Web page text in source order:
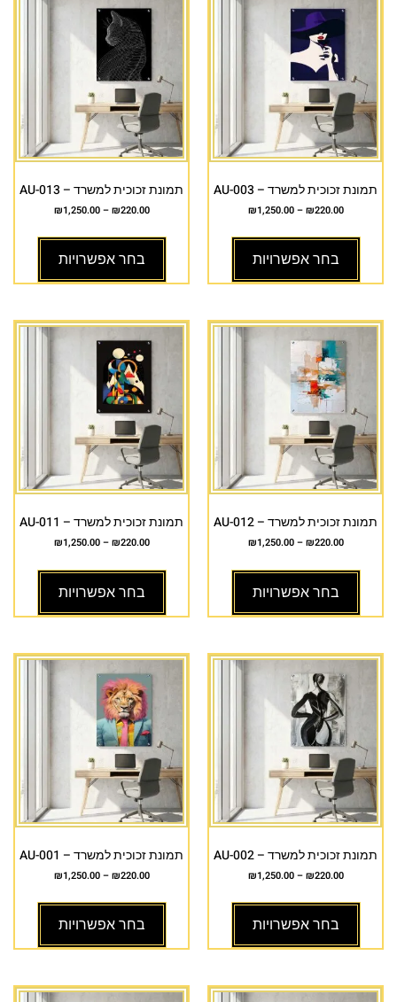
תמונת זכוכית למשרד – AU-003
₪220.00
–
₪1,250.00
בחר אפשרויות
תמונת זכוכית למשרד – AU-013
₪220.00
–
₪1,250.00
בחר אפשרויות
תמונת זכוכית למשרד – AU-012
₪220.00
–
₪1,250.00
בחר אפשרויות
תמונת זכוכית למשרד – AU-011
₪220.00
–
₪1,250.00
בחר אפשרויות
תמונת זכוכית למשרד – AU-002
₪220.00
–
₪1,250.00
בחר אפשרויות
תמונת זכוכית למשרד – AU-001
₪220.00
–
₪1,250.00
בחר אפשרויות